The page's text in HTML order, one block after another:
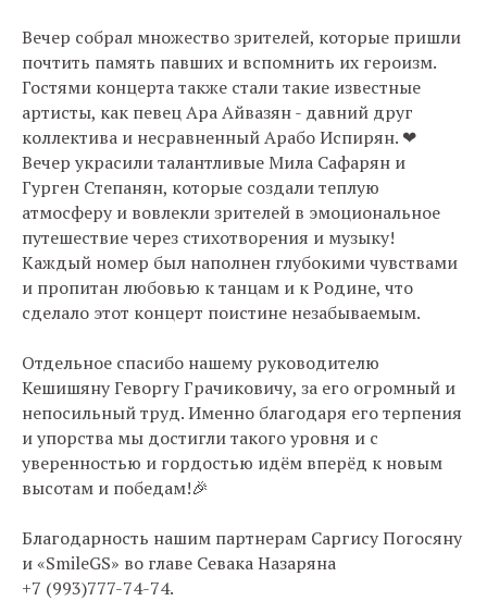
Вечер собрал множество зрителей, которые пришли
почтить память павших и вспомнить их героизм.
Гостями концерта также стали такие известные
артисты, как певец Ара Айвазян - давний друг
коллектива и несравненный Арабо Испирян. ❤
Вечер украсили талантливые Мила Сафарян и
Гурген Степанян, которые создали теплую
атмосферу и вовлекли зрителей в эмоциональное
путешествие через стихотворения и музыку!
Каждый номер был наполнен глубокими чувствами
и пропитан любовью к танцам и к Родине, что
сделало этот концерт поистине незабываемым.
Отдельное спасибо нашему руководителю
Кешишяну Геворгу Грачиковичу, за его огромный и
непосильный труд. Именно благодаря его терпения
и упорства мы достигли такого уровня и с
уверенностью и гордостью идём вперёд к новым
высотам и победам!🎉
Благодарность нашим партнерам Саргису Погосяну
и «SmileGS» во главе Севака Назаряна
+7 (993)777-74-74.